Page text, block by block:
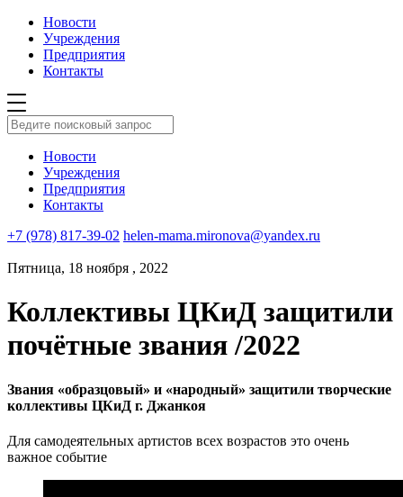
Новости
Учреждения
Предприятия
Контакты
Новости
Учреждения
Предприятия
Контакты
+7 (978) 817-39-02 helen-mama.mironova@yandex.ru
Пятница, 18 ноября , 2022
Коллективы ЦКиД защитили
почётные звания /2022
Звания «образцовый» и «народный» защитили творческие
коллективы ЦКиД г. Джанкоя
Для самодеятельных артистов всех возрастов это очень
важное событие